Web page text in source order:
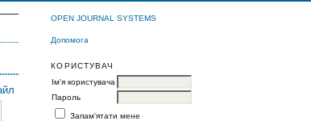
OPEN JOURNAL SYSTEMS
Допомога
КОРИСТУВАЧ
Ім'я користувача
Пароль
Запам'ятати мене